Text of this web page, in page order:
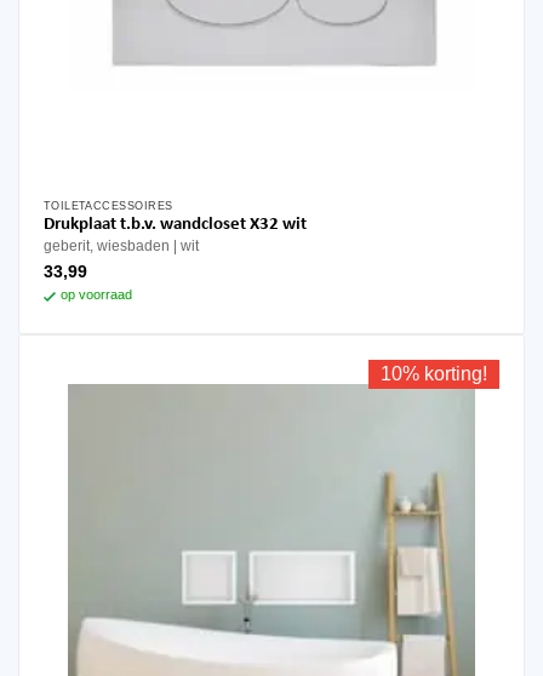
TOILETACCESSOIRES
Drukplaat t.b.v. wandcloset X32 wit
geberit, wiesbaden wit
33,99
op voorraad
10% korting!